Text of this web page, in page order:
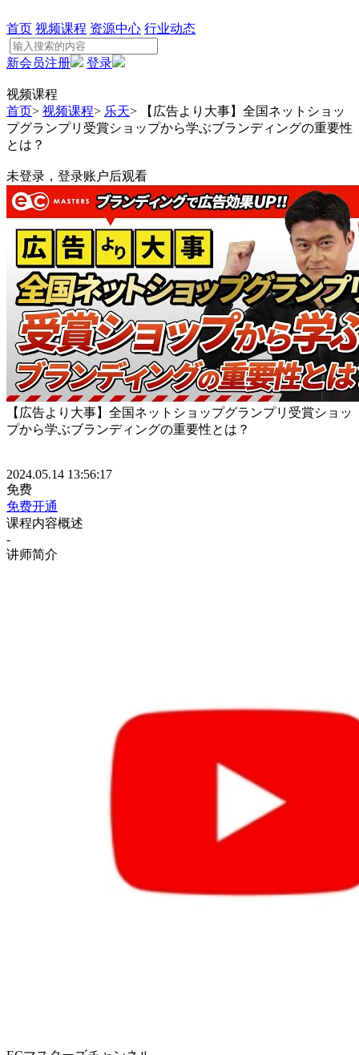
首页 视频课程 资源中心 行业动态
新会员注册 登录
视频课程
首页> 视频课程> 乐天>
【広告より大事】全国ネットショッ
プグランプリ受賞ショップから学ぶブランディングの重要性
とは？
未登录，登录账户后观看
【広告より大事】全国ネットショップグランプリ受賞ショッ
プから学ぶブランディングの重要性とは？
2024.05.14 13:56:17
免费
免费开通
课程内容概述
-
讲师简介